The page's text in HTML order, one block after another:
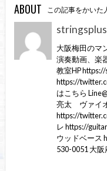
ABOUT この記事をかいた
大阪梅田のマ
演奏動画、楽
教室HP
https://
はこちら
亮太 ヴァイ
https://
レ https://
ウッドベース
530-0051 大